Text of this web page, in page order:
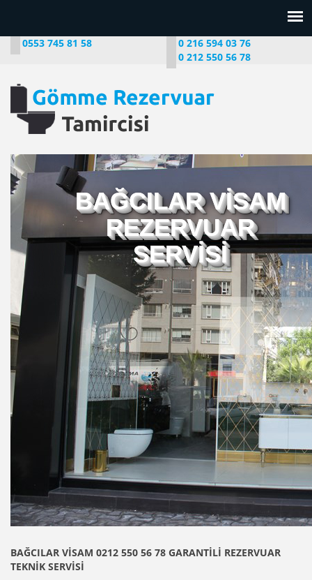
0553 745 81 58
0 216 594 03 76
0 212 550 56 78
BAĞCILAR VİSAM
REZERVUAR
SERVİSİ
BAĞCILAR VİSAM 0212 550 56 78 GARANTİLİ REZERVUAR
TEKNİK SERVİSİ